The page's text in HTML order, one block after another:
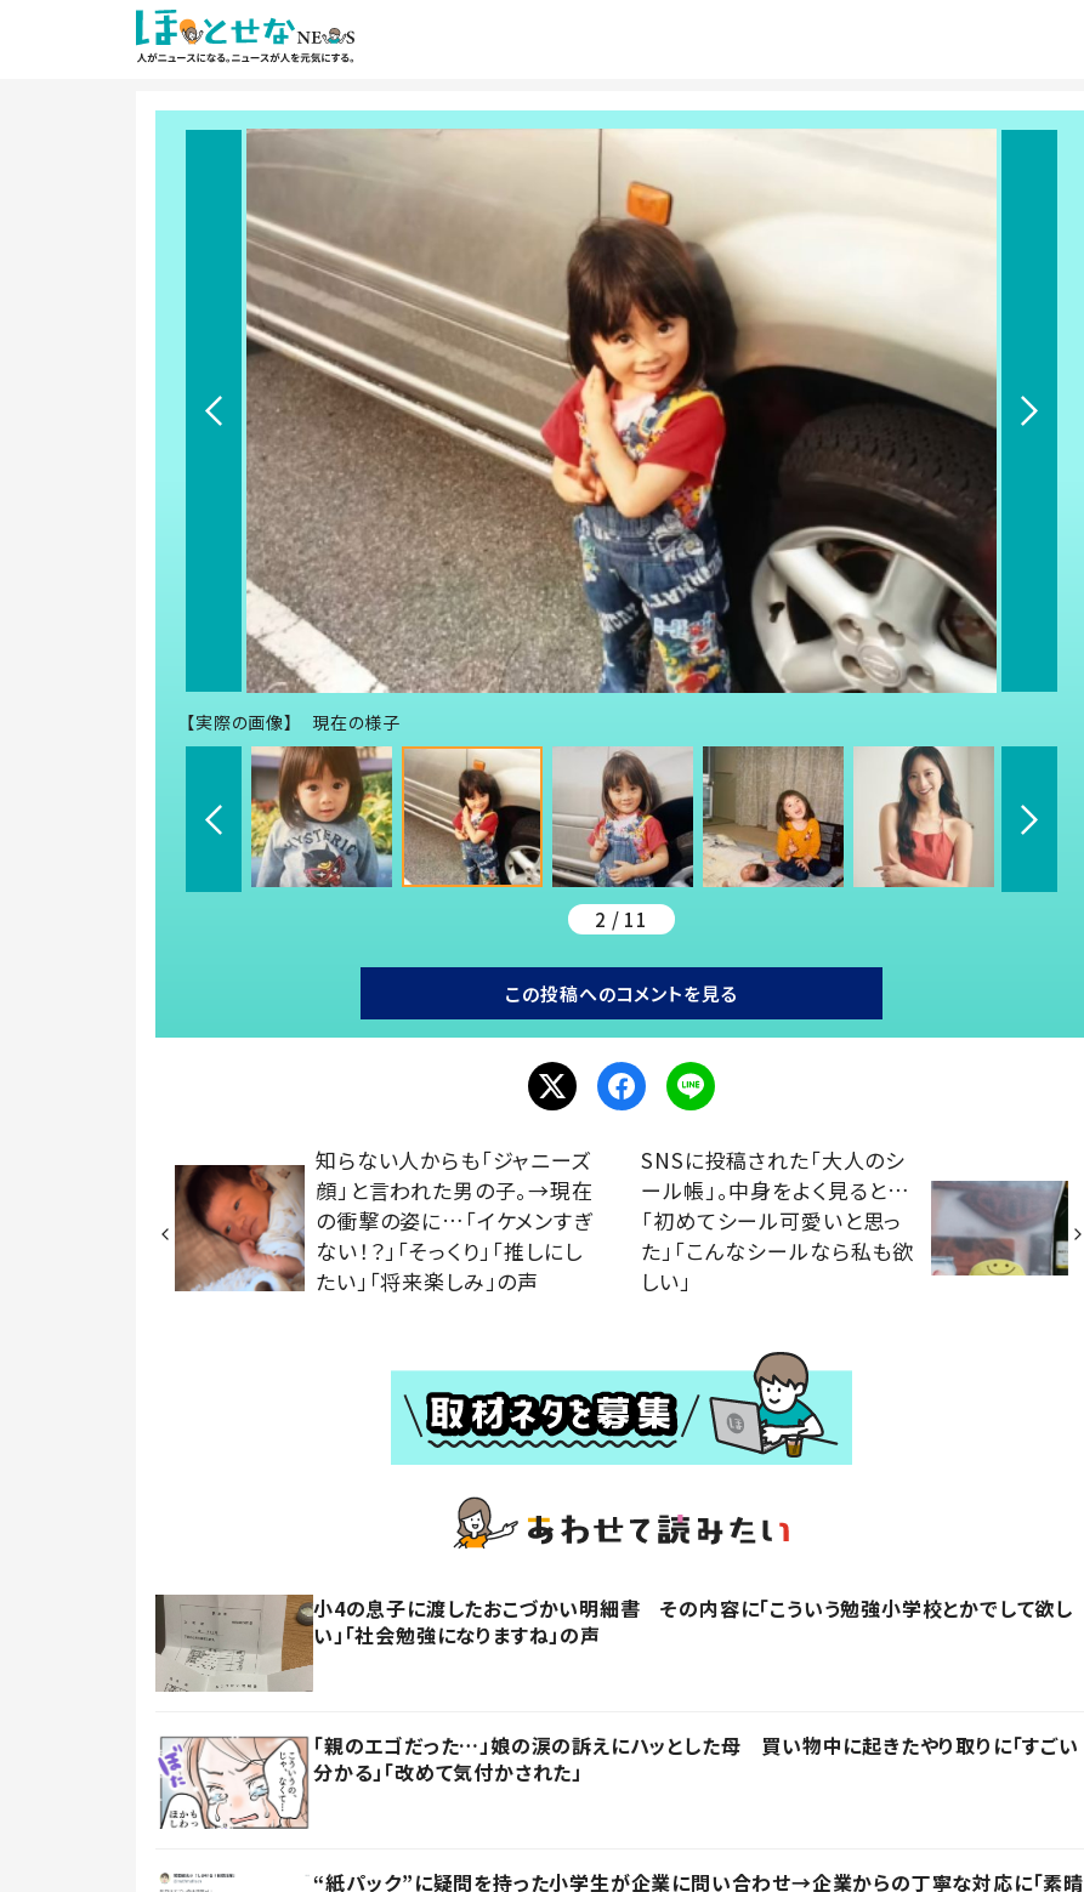
【実際の画像】 現在の様子
2 / 11
この投稿へのコメントを見る
知らない人からも「ジャニーズ
顔」と言われた男の子。→現在
の衝撃の姿に…「イケメンすぎ
ない！？」「そっくり」「推しにし
たい」「将来楽しみ」の声
SNSに投稿された「大人のシ
ール帳」。中身をよく見ると…
「初めてシール可愛いと思っ
た」「こんなシールなら私も欲
しい」
小4の息子に渡したおこづかい明細書 その内容に「こういう勉強小学校とかでして欲し
い」「社会勉強になりますね」の声
「親のエゴだった…」娘の涙の訴えにハッとした母 買い物中に起きたやり取りに「すごい
分かる」「改めて気付かされた」
“紙パック”に疑問を持った小学生が企業に問い合わせ→企業からの丁寧な対応に「素晴